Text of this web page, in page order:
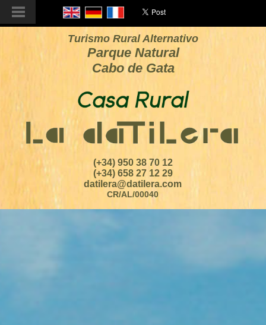
Turismo Rural Alternativo
Parque Natural
Cabo de Gata
(+34) 950 38 70 12
(+34) 658 27 12 29
datilera@datilera.com
CR/AL/00040